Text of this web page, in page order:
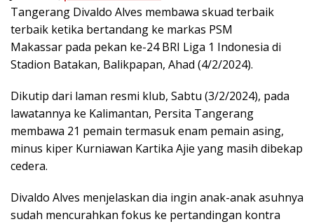
Tangerang Divaldo Alves membawa skuad terbaik
terbaik ketika bertandang ke markas PSM
Makassar pada pekan ke-24 BRI Liga 1 Indonesia di
Stadion Batakan, Balikpapan, Ahad (4/2/2024).
Dikutip dari laman resmi klub, Sabtu (3/2/2024), pada
lawatannya ke Kalimantan, Persita Tangerang
membawa 21 pemain termasuk enam pemain asing,
minus kiper Kurniawan Kartika Ajie yang masih dibekap
cedera.
Divaldo Alves menjelaskan dia ingin anak-anak asuhnya
sudah mencurahkan fokus ke pertandingan kontra